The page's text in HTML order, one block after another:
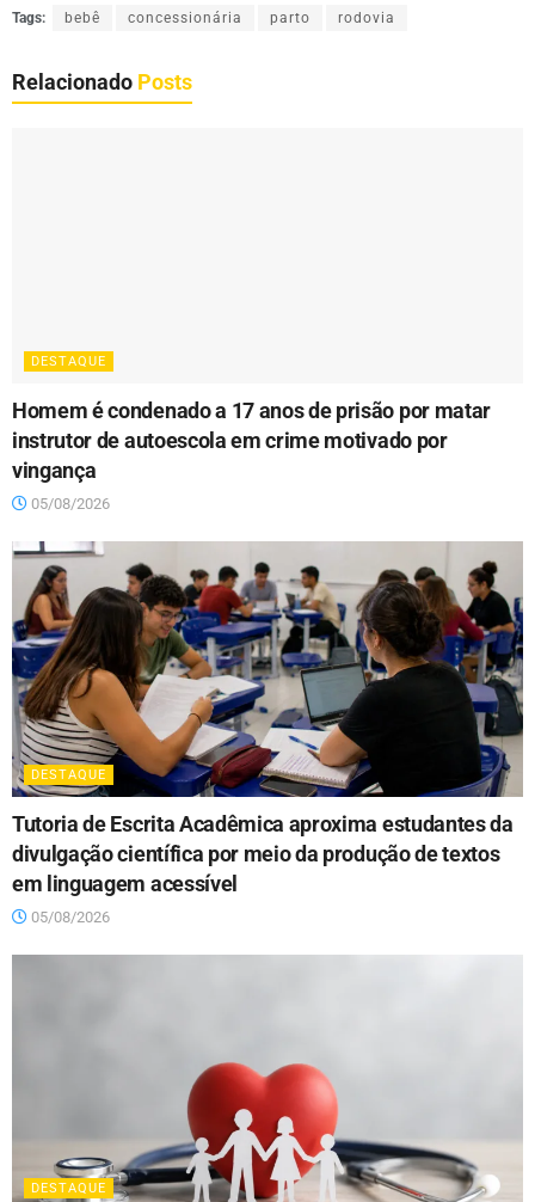
Tags: bebê concessionária parto rodovia
Relacionado Posts
DESTAQUE
Homem é condenado a 17 anos de prisão por matar
instrutor de autoescola em crime motivado por
vingança
05/08/2026
DESTAQUE
Tutoria de Escrita Acadêmica aproxima estudantes da
divulgação científica por meio da produção de textos
em linguagem acessível
05/08/2026
DESTAQUE